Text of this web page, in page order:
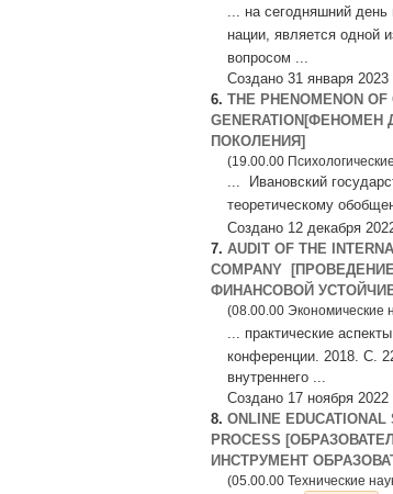
... на сегодняшний день
нации, является одной
вопросом ...
Создано 31 января 2023
6. THE PHENOMENON
ПОКОЛЕНИЯ]
(19.00.00
... Ивановский
теоретическому
Создано 12 декабря
7. AUDIT OF THE
COMPANY
ФИНАНСОВОЙ
(08.00.00 Экономические
... практические
конференции. 2018. С.
внутреннего ...
Создано 17 ноября 2022
8. ONLINE
PROCESS
ИНСТРУМЕНТ
(05.00.00 Технические